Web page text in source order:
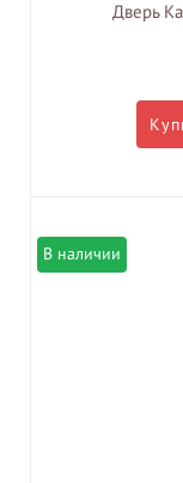
Дверь
В наличии